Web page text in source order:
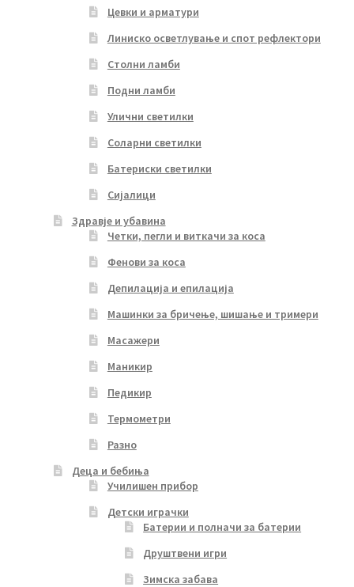
Цевки и арматури
Линиско осветлување и спот рефлектори
Столни ламби
Подни ламби
Улични светилки
Соларни светилки
Батериски светилки
Сијалици
Здравје и убавина
Четки, пегли и виткачи за коса
Фенови за коса
Депилација и епилација
Машинки за бричење, шишање и тримери
Масажери
Маникир
Педикир
Термометри
Разно
Деца и бебиња
Училишен прибор
Детски играчки
Батерии и полначи за батерии
Друштвени игри
Зимска забава